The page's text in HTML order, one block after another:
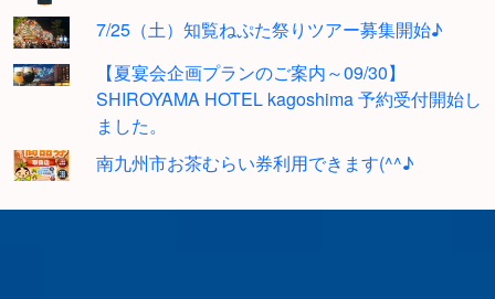
7/25（土）知覧ねぷた祭りツアー募集開始♪
【夏宴会企画プランのご案内～09/30】
SHIROYAMA HOTEL kagoshima 予約受付開始し
ました。
南九州市お茶むらい券利用できます(^^♪